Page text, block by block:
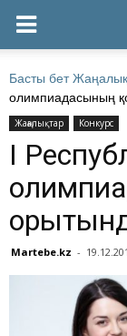
Басты бет
олимпиадасының
Жаңалықтар Конкурс
І
Martebe.kz -